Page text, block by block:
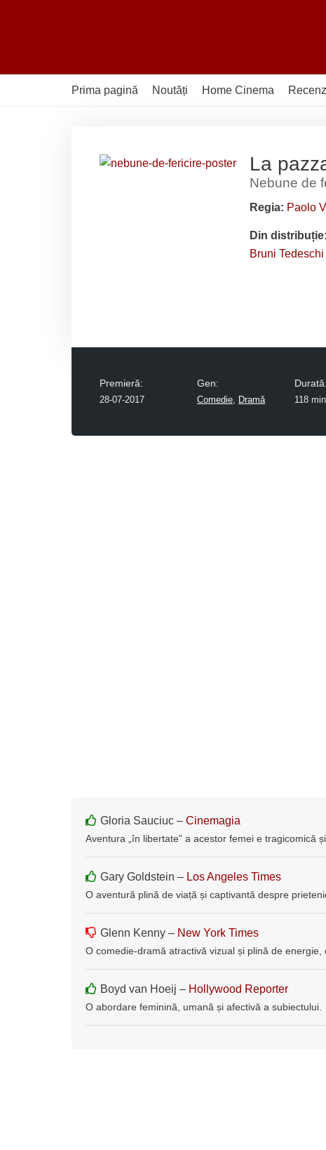
conținut
Prima pagină
Noutăți Home Cinema
La
Nebune de
Regia: Paolo
Din distribuție:
Bruni Tedeschi
Premieră:
28-07-2017
Gen:
Comedie, Dramă
Durată:
118
Gloria Sauciuc – Cinemagia
Aventura „în libertate” a acestor femei e tragicomică
Gary Goldstein – Los Angeles Times
O aventură plină de viață și captivantă despre
Glenn Kenny – New York Times
O comedie-dramă atractivă vizual și plină de energie,
Boyd van Hoeij – Hollywood Reporter
O abordare feminină, umană și afectivă a subiectului.